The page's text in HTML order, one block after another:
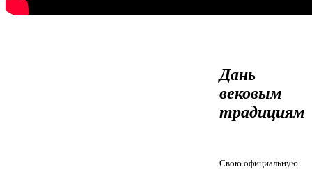
Дань
вековым
традициям
Свою официальную